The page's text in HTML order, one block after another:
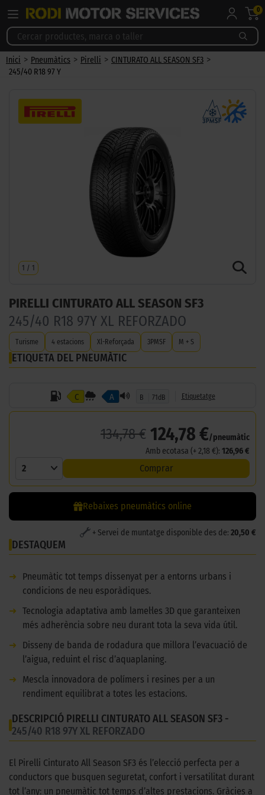
0
Inici > Pneumàtics > Pirelli > CINTURATO ALL SEASON SF3 >
245/40 R18 97 Y
1 / 1
PIRELLI CINTURATO ALL SEASON SF3
245/40 R18 97Y XL REFORZADO
Turisme 4 estacions Xl-Reforçada 3PMSF M + S
ETIQUETA DEL PNEUMÀTIC
C A B 71dB Etiquetatge
134,78 € 124,78 €/pneumàtic
Amb ecotasa (+ 2,18 €): 126,96 €
2 Comprar
Rebaixes pneumàtics online
+ Servei de muntatge disponible des de: 20,50 €
DESTAQUEM
➜
Pneumàtic tot temps dissenyat per a entorns urbans i
condicions de neu esporàdiques.
➜ Tecnologia adaptativa amb lamel·les 3D que garanteixen
més adherència sobre neu durant tota la seva vida útil.
➜
Disseny de banda de rodadura que millora l’evacuació de
l’aigua, reduint el risc d’aquaplaning.
➜
Mescla innovadora de polímers i resines per a un
rendiment equilibrat a totes les estacions.
DESCRIPCIÓ PIRELLI CINTURATO ALL SEASON SF3 -
245/40 R18 97Y XL REFORZADO
El Pirelli Cinturato All Season SF3 és l’elecció perfecta per a
conductors que busquen seguretat, confort i versatilitat durant
tot l’any: un pneumàtic tot temps d’altes prestacions. Gràcies a